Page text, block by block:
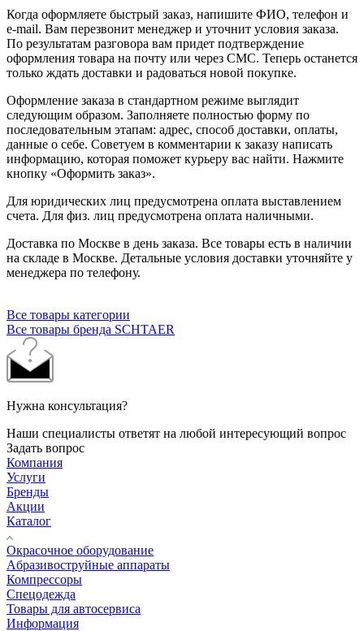
Когда оформляете быстрый заказ, напишите ФИО, телефон и
e-mail. Вам перезвонит менеджер и уточнит условия заказа.
По результатам разговора вам придет подтверждение
оформления товара на почту или через СМС. Теперь останется
только ждать доставки и радоваться новой покупке.
Оформление заказа в стандартном режиме выглядит
следующим образом. Заполняете полностью форму по
последовательным этапам: адрес, способ доставки, оплаты,
данные о себе. Советуем в комментарии к заказу написать
информацию, которая поможет курьеру вас найти. Нажмите
кнопку «Оформить заказ».
Для юридических лиц предусмотрена оплата выставлением
счета. Для физ. лиц предусмотрена оплата наличными.
Доставка по Москве в день заказа. Все товары есть в наличии
на складе в Москве. Детальные условия доставки уточняйте у
менеджера по телефону.
Все товары категории
Все товары бренда SCHTAER
Нужна консультация?
Наши специалисты ответят на любой интересующий вопрос
Задать вопрос
Компания
Услуги
Бренды
Акции
Каталог
Окрасочное оборудование
Aбразивоструйные аппараты
Компрессоры
Спецодежда
Товары для автосервиса
Информация